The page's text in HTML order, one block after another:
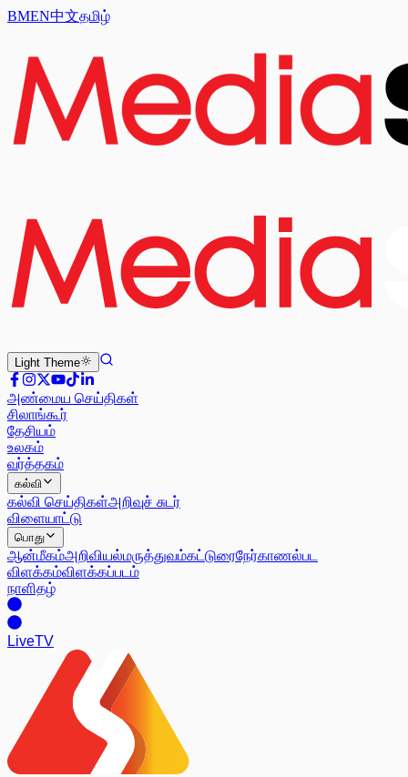
BMEN中文தமிழ்
Light Theme
அண்மைய செய்திகள்
சிலாங்கூர்
தேசியம்
உலகம்
வர்த்தகம்
கல்வி
கல்வி செய்திகள்அறிவுச் சுடர்
விளையாட்டு
பொது
ஆன்மீகம்அறிவியல்மருத்துவம்கட்டுரைநேர்காணல்பட
விளக்கம்விளக்கப்படம்
நாளிதழ்
LiveTV